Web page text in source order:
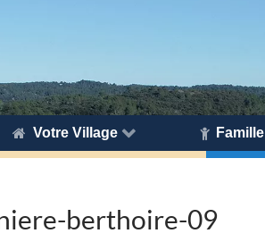
Votre Village Famille
berthoire-09